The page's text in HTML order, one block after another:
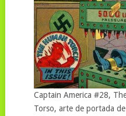
Captain America #28,
Torso, arte de portada